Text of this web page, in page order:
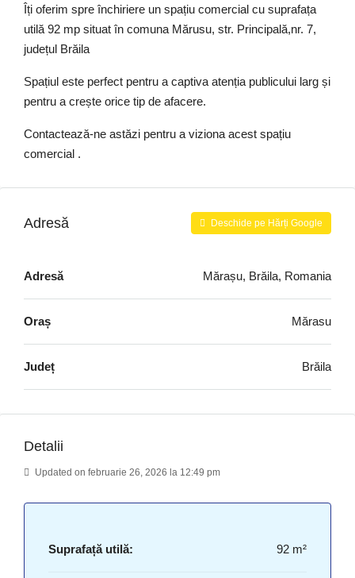
Îți oferim spre închiriere un spațiu comercial cu suprafața
utilă 92 mp situat în comuna Mărusu, str. Principală,nr. 7,
județul Brăila
Spațiul este perfect pentru a captiva atenția publicului larg și
pentru a crește orice tip de afacere.
Contactează-ne astăzi pentru a viziona acest spațiu
comercial .
Adresă Deschide pe Hărți Google
Adresă Mărașu, Brăila, Romania
Oraș Mărasu
Județ Brăila
Detalii
Updated on februarie 26, 2026 la 12:49 pm
Suprafață utilă: 92 m²